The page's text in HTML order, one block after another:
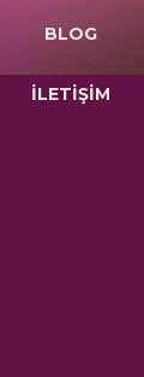
BLOG
İLETİŞİM